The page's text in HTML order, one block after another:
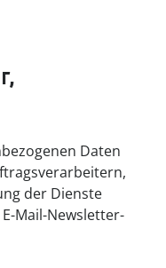
Daten
der Dienste
Mail-Newsletter-